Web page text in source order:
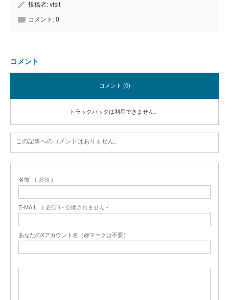
投稿者: visit
コメント: 0
コメント
コメント (0)
トラックバックは利用できません。
この記事へのコメントはありません。
名前 ( 必須 )
E-MAIL ( 必須 ) - 公開されません -
あなたのXアカウント名（@マークは不要）